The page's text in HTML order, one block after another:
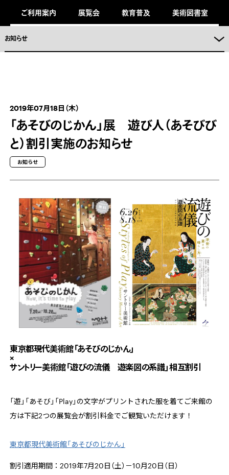
ご利用案内 展覧会 教育普及 美術図書室
お知らせ
2019年07月18日（木）
「あそびのじかん」展 遊び人（あそびび
と）割引実施のお知らせ
お知らせ
東京都現代美術館「あそびのじかん」
×
サントリー美術館「遊びの流儀 遊楽図の系譜」相互割引
「遊」「あそび」「Play」の文字がプリントされた服を着てご来館の
方は下記2つの展覧会が割引料金でご観覧いただけます！
東京都現代美術館「あそびのじかん」
割引適用期間：2019年7月20日（土）－10月20日（日）